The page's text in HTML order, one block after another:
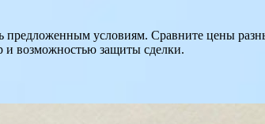
предложенным условиям. Сравните цены
и возможностью защиты сделки.